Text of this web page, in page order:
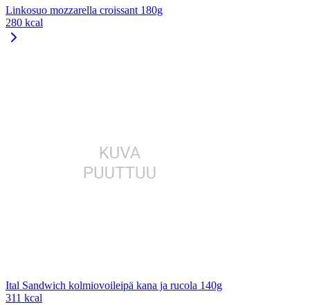
Linkosuo mozzarella croissant 180g
280 kcal
Ital Sandwich kolmiovoileipä kana ja rucola 140g
311 kcal